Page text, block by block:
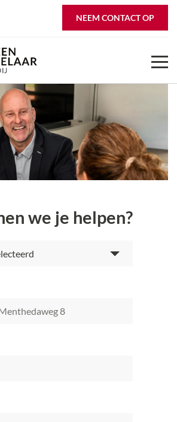
NEEM CONTACT OP
we je helpen?
8